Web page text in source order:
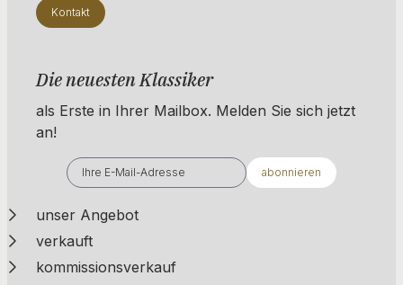
Kontakt
Die neuesten Klassiker
als Erste in Ihrer Mailbox. ​​​​​​Melden Sie sich jetzt
an!
abonnieren
unser Angebot
verkauft
kommissionsverkauf